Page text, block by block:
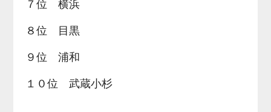
７位 横浜
８位 目黒
９位 浦和
１０位 武蔵小杉